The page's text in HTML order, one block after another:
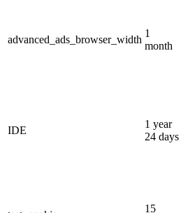
advanced_ads_browser_width
1
month
IDE
1 year
24 days
15